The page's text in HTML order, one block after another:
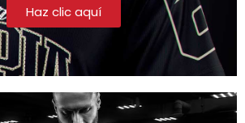
Haz clic aquí